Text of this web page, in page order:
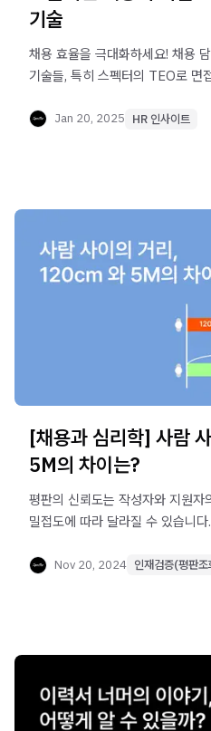
기술
채용 효율을 극대화하세요! 채용
기술들, 특히 스펙터의 TEO로 면
Jan 20, 2025 HR 인사이트
[채용과 심리학] 사람
5M의 차이는?
평판의 신뢰도는 작성자와 지원자
밀접도에 따라 달라질 수 있습니
서비스를 활용해보세요.
Nov 20, 2024 인재검증(평판